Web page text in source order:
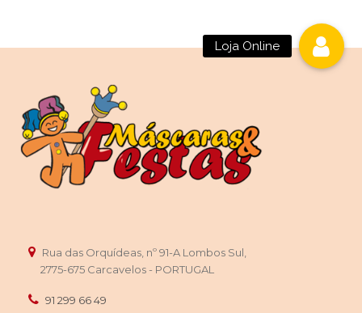
Festas de aniversário do Panda Kung Fu | Festas
de aniversário do Panda Kung Fu | Empresa de
decoração de festas do Panda Kung Fu | Festas do
Panda Kung Fu para meninos | Festas do Panda
Kung Fu para meninas | Festas do Panda Kung Fu
personalizadas | Decoração personalizada para
festas do Panda Kung Fu | Copos, convites, pratos,
Rua das Orquídeas, nº 91-A Lombos Sul,
2775-675 Carcavelos - PORTUGAL
91 299 66 49
Loja Online